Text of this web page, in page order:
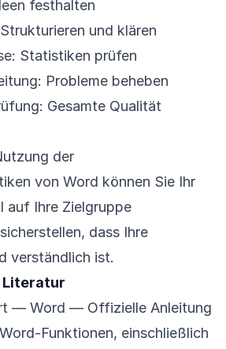
festhalten
und klären
Statistiken prüfen
Probleme beheben
Gesamte Qualität
der
von Word können Sie Ihr
auf Ihre Zielgruppe
dass Ihre
verständlich ist.
— Word — Offizielle Anleitung
Funktionen, einschließlich